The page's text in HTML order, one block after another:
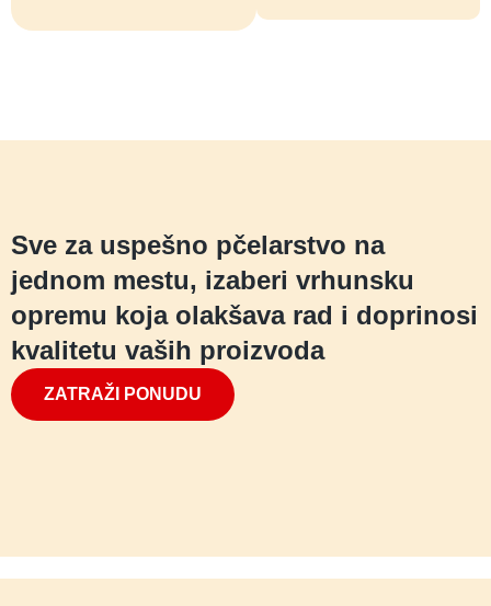
Sve za uspešno pčelarstvo na
jednom mestu, izaberi vrhunsku
opremu koja olakšava rad i doprinosi
kvalitetu vaših proizvoda
ZATRAŽI PONUDU